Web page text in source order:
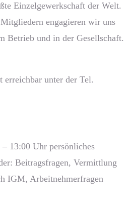
Einzelgewerkschaft der Welt.
engagieren wir uns
Betrieb und in der Gesellschaft.
unter der Tel.
13:00 Uhr persönliches
Beitragsfragen, Vermittlung
IGM, Arbeitnehmerfragen